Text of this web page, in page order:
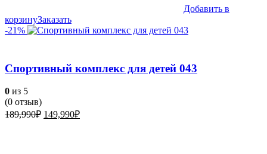
Добавить в
корзинуЗаказать
-21%
Спортивный комплекс для детей 043
0 из 5
(0 отзыв)
189,990₽ Первоначальная
149,990₽Текущая